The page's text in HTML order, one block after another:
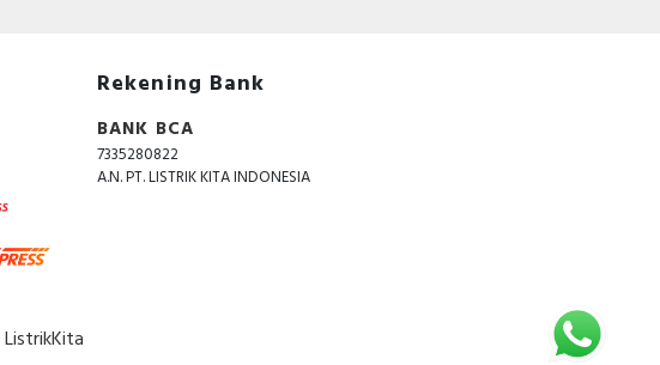
Rekening Bank
BANK BCA
7335280822
A.N. PT. LISTRIK KITA INDONESIA
ListrikKita